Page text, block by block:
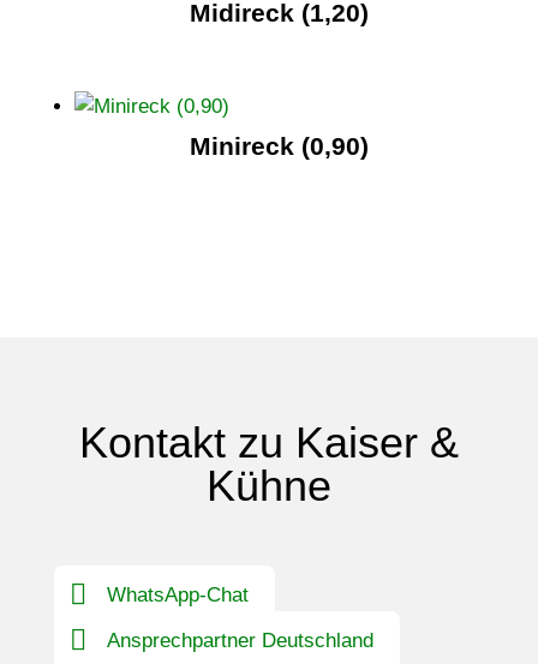
Midireck (1,20)
Minireck (0,90)
Kontakt zu Kaiser &
Kühne
WhatsApp-Chat
Ansprechpartner Deutschland